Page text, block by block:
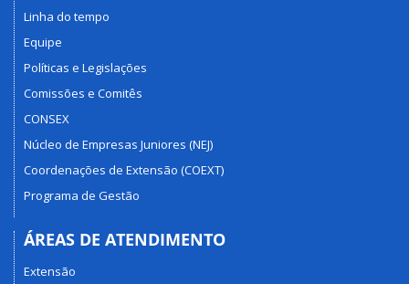
Linha do tempo
Equipe
Políticas e Legislações
Comissões e Comitês
CONSEX
Núcleo de Empresas Juniores (NEJ)
Coordenações de Extensão (COEXT)
Programa de Gestão
ÁREAS DE ATENDIMENTO
Extensão